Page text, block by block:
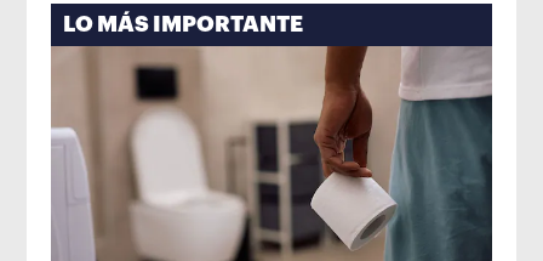
LO MÁS IMPORTANTE